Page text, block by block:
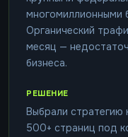
многомиллионными
Органический
месяц —
бизнеса.
РЕШЕНИЕ
Выбрали стратегию
500+ страниц под